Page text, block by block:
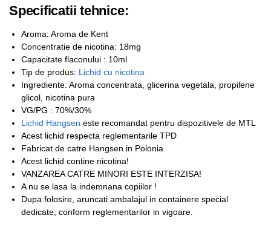
Specificatii tehnice:
Aroma: Aroma de Kent
Concentratie de nicotina: 18mg
Capacitate flaconului : 10ml
Tip de produs: Lichid cu nicotina
Ingrediente: Aroma concentrata, glicerina vegetala, propilene
glicol, nicotina pura
VG/PG : 70%/30%
Lichid Hangsen este recomandat pentru dispozitivele de MTL
Acest lichid respecta reglementarile TPD
Fabricat de catre Hangsen in Polonia
Acest lichid contine nicotina!
VANZAREA CATRE MINORI ESTE INTERZISA!
A nu se lasa la indemnana copiilor !
Dupa folosire, aruncati ambalajul in containere special
dedicate, conform reglementarilor in vigoare.